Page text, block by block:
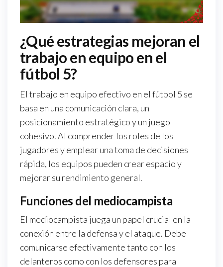
¿Qué estrategias mejoran el
trabajo en equipo en el
fútbol 5?
El trabajo en equipo efectivo en el fútbol 5 se
basa en una comunicación clara, un
posicionamiento estratégico y un juego
cohesivo. Al comprender los roles de los
jugadores y emplear una toma de decisiones
rápida, los equipos pueden crear espacio y
mejorar su rendimiento general.
Funciones del mediocampista
El mediocampista juega un papel crucial en la
conexión entre la defensa y el ataque. Debe
comunicarse efectivamente tanto con los
delanteros como con los defensores para